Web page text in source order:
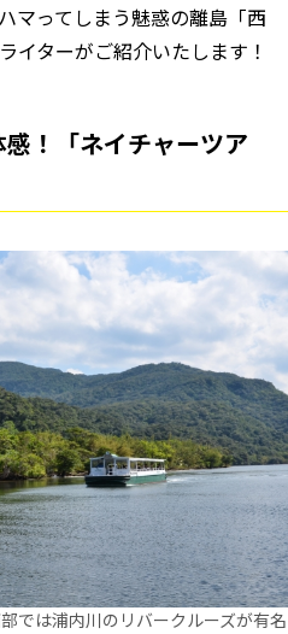
マってしまう魅惑の離島「西
イターがご紹介いたします！
！「ネイチャーツア
では浦内川のリバークルーズが有名